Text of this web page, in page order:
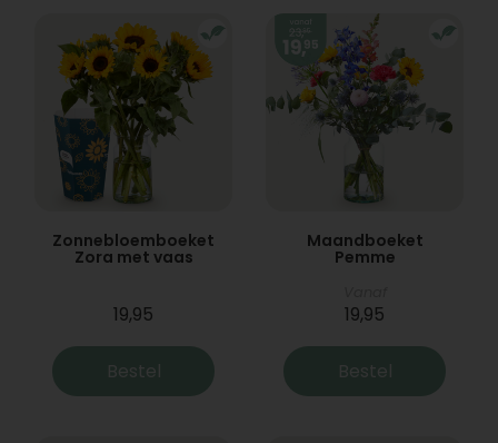
Zonnebloemboeket
Zora met vaas
19,95
Bestel
Maandboeket
Pemme
19,95
Bestel